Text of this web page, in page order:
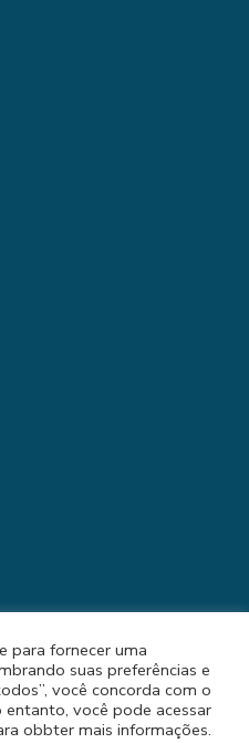
para fornecer uma
suas preferências e
você concorda com o
entanto, você pode acessar
obbter mais informações.